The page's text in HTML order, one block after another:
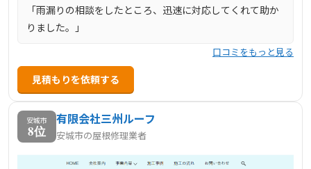
「雨漏りの相談をしたところ、迅速に対応してくれて助か
りました。」
口コミをもっと見る
見積もりを依頼する
安城市
8位
有限会社三州ルーフ
安城市の屋根修理業者